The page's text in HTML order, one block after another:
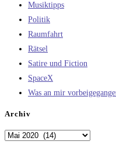
Musiktipps
Politik
Raumfahrt
Rätsel
Satire und Fiction
SpaceX
Was an mir
Archiv
Archiv